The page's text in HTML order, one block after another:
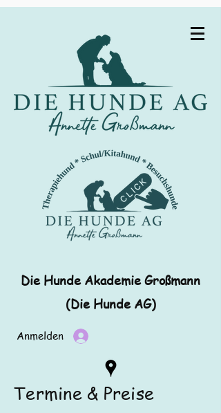
Die Hunde Akademie Großmann
(Die Hunde AG)
Anmelden
Termine & Preise